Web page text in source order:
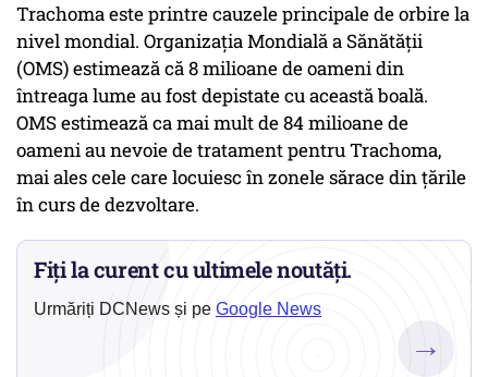
Trachoma este printre cauzele principale de orbire la
nivel mondial. Organizația Mondială a Sănătății
(OMS) estimează că 8 milioane de oameni din
întreaga lume au fost depistate cu această boală.
OMS estimează ca mai mult de 84 milioane de
oameni au nevoie de tratament pentru Trachoma,
mai ales cele care locuiesc în zonele sărace din țările
în curs de dezvoltare.
Fiți la curent cu ultimele noutăți.
Urmăriți DCNews și pe Google News
→